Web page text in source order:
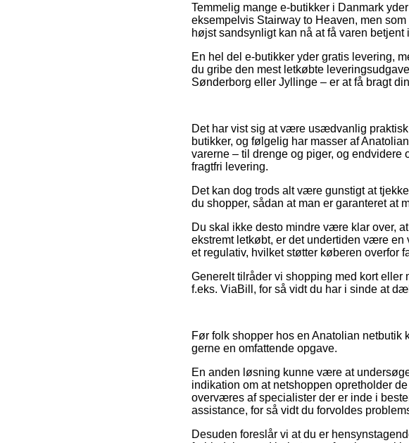
Temmelig mange e-butikker i Danmark
eksempelvis Stairway to Heaven, men
højst sandsynligt kan nå at få varen
En hel del e-butikker yder gratis levering,
du gribe den mest letkøbte
Sønderborg eller Jyllinge – er at få bragt
Det har vist sig at være usædvanlig
butikker, og følgelig har masser af
varerne – til drenge og piger, og
fragtfri levering.
Det kan dog trods alt være gunstigt at
du shopper, sådan at man er garanteret at
Du skal ikke desto mindre være klar over,
ekstremt letkøbt, er det undertiden være
et regulativ, hvilket støtter køberen overfor
Generelt tilråder vi shopping med kort
f.eks. ViaBill, for så vidt du har i sinde at
Før folk shopper hos en Anatolian netbutik
gerne en omfattende opgave.
En anden løsning kunne være at
indikation om at netshoppen opretholder
overværes af specialister der er inde i
assistance, for så vidt du forvoldes
Desuden foreslår vi at du er